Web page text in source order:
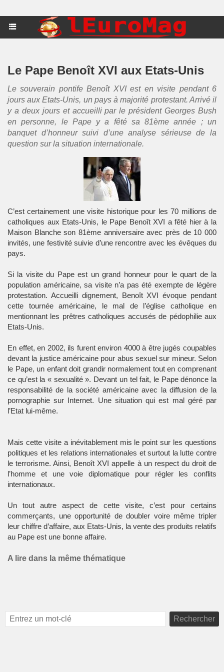
Le Pape Benoît XVI aux Etats-Unis
Le souverain pontife Benoît XVI est en visite pendant 6
jours aux Etats-Unis, un pays à majorité protestant. Arrivé il
y a deux jours et accueilli par le président Georges Bush
en personne, le Pape y a fêté sa 81ème année ; un
banquet d’honneur suivi d’une analyse sérieuse de la
question sur la situation internationale.
C’est certainement une visite historique pour les 70 millions de
catholiques aux Etats-Unis, le Pape Benoît XVI a fêté hier à la
Maison Blanche son 81ème anniversaire avec près de 10 000
invités, une festivité suivie d’une rencontre avec les évêques du
pays.
Si la visite du Pape est un grand honneur pour le quart de la
population américaine, sa visite n’a pas été exempte de légère
protestation. Accueilli dignement, Benoît XVI évoque pendant
cette tournée américaine, le mal de l’église catholique en
mentionnant les prêtres catholiques accusés de pédophilie aux
Etats-Unis.
En effet, en 2002, ils furent environ 4000 à être jugés coupables
devant la justice américaine pour abus sexuel sur mineur. Selon
le Pape, un enfant doit grandir normalement tout en comprenant
ce qu’est la « sexualité ». Devant un tel fait, le Pape dénonce la
responsabilité de la société américaine avec la diffusion de la
pornographie sur Internet. Une situation qui est mal géré par
l’Etat lui-même.
Mais cette visite a inévitablement mis le point sur les questions
politiques et les relations internationales et surtout la lutte contre
le terrorisme. Ainsi, Benoît XVI appelle à un respect du droit de
l’homme et une voie diplomatique pour régler les conflits
internationaux.
Un tout autre aspect de cette visite, c’est pour certains
commerçants, une opportunité de doubler voire même tripler
leur chiffre d’affaire, aux Etats-Unis, la vente des produits relatifs
au Pape est une bonne affaire.
A lire dans la même thématique
Rechercher